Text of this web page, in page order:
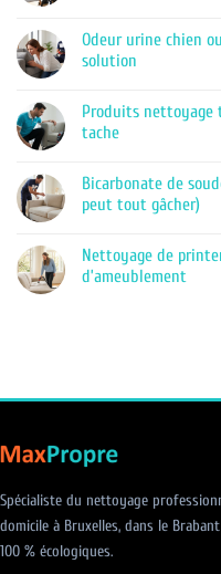
Nettoyage
fauteuil
tissu
l’éclat
du
neuf
Odeur urine chien
solution
sur
Odeur
urine
chat
sur
canapé
la
vraie
Produits nettoyage
tache
sur
Produits
nettoyage
le
bon
produit
Bicarbonate de
peut tout gâcher)
sur
Bicarbonate
de
(et
tout
gâcher)
Nettoyage de
d’ameublement
redonnez
textiles
d’ameublement
Spécialiste du nettoyage
domicile à Bruxelles, dans le
100 % écologiques.